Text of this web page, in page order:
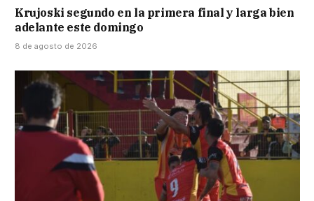
Krujoski segundo en la primera final y larga bien
adelante este domingo
8 de agosto de 2026